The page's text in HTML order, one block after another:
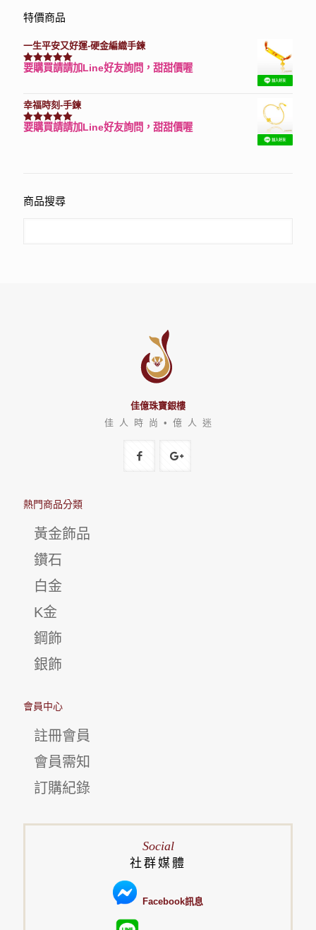
特價商品
一生平安又好運-硬金編織手鍊
評分7740滿分 5
要購買請請加Line好友詢問，甜甜價喔
幸福時刻-手鍊
評分3150滿分 5
要購買請請加Line好友詢問，甜甜價喔
商品搜尋
佳億珠寶銀樓
佳 人 時 尚 • 億 人 迷
熱門商品分類
黃金飾品
鑽石
白金
K金
鋼飾
銀飾
會員中心
註冊會員
會員需知
訂購紀錄
Social
社群媒體
Facebook訊息